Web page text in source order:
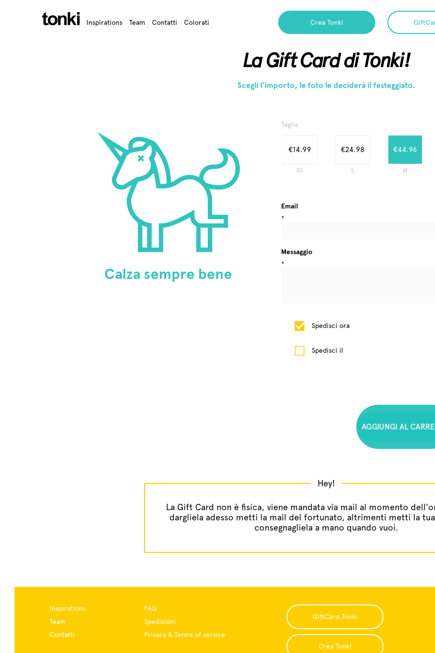
Inspirations Team Contatti Colorati Crea Tonki
La Gift Card di Tonki!
Scegli l'importo, le foto le deciderà il festeggiato.
Calza sempre bene
Taglia
€14.99
XS
€24.98
S
€44.96
M
Email
*
Messaggio
*
Spedisci ora
Spedisci il
1
AGGIUNGI ALCARRE
Hey!
La Gift Card non è fisica, viene mandata via mail al momento
dargliela adesso metti la mail del fortunato, altrimenti metti la
consegnagliela a mano quando vuoi.
Inspirations
Team
Contatti
FAQ
Spedizioni
Privacy & Terms of service
GiftCard Tonki
Crea Tonki